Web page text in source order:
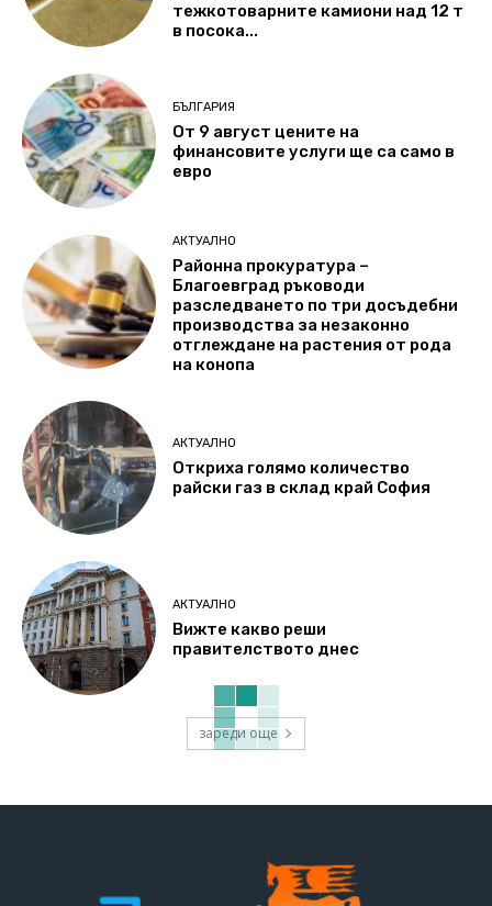
тежкотоварните камиони над 12 т
в посока...
БЪЛГАРИЯ
От 9 август цените на
финансовите услуги ще са само в
евро
АКТУАЛНО
Районна прокуратура –
Благоевград ръководи
разследването по три досъдебни
производства за незаконно
отглеждане на растения от рода
на конопа
АКТУАЛНО
Откриха голямо количество
райски газ в склад край София
АКТУАЛНО
Вижте какво реши
правителството днес
зареди още